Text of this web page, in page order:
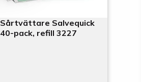
Sårtvättare Salvequick
40-pack, refill 3227